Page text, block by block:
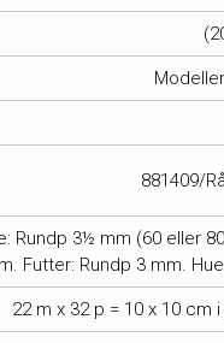
881409/
Rundp 3½ mm (60 eller
Futter: Rundp 3 mm.
22 m x 32 p = 10 x 10